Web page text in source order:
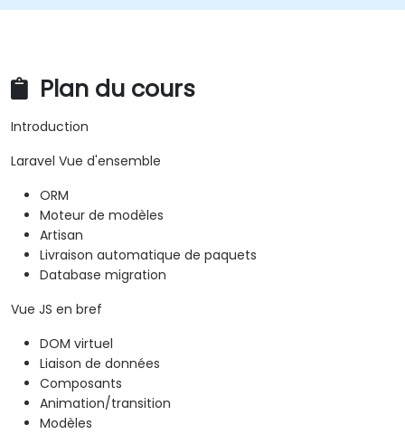
Plan du cours
Introduction
Laravel Vue d'ensemble
ORM
Moteur de modèles
Artisan
Livraison automatique de paquets
Database migration
Vue JS en bref
DOM virtuel
Liaison de données
Composants
Animation/transition
Modèles